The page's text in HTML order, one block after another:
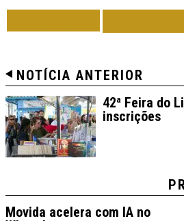
NOTÍCIA ANTERIOR
42ª Feira do
inscrições
Movida acelera com IA no